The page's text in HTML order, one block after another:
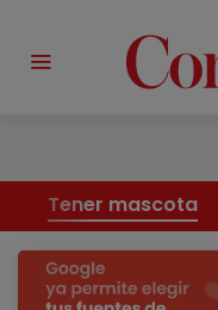
Tener mascota